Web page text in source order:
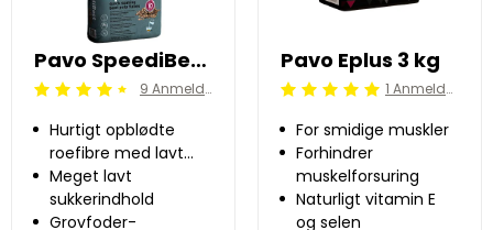
Pavo SpeediBeet 15 kg
Beoordeling: 4.5/5 9 Anmeldelser
Hurtigt opblødte
roefibre med lavt
sukkerindhold
Meget lavt
sukkerindhold
Grovfoder-
Pavo Eplus 3 kg
Beoordeling: 5/5 1 Anmeldelser
For smidige muskler
Forhindrer
muskelforsuring
Naturligt vitamin E
og selen